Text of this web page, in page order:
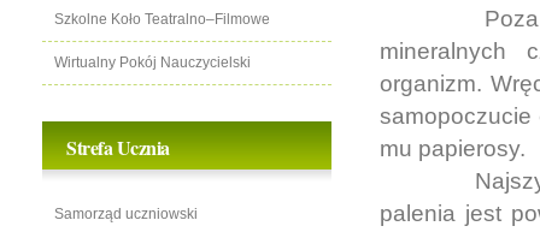
mineralnych
organizm.
samopoczucie
mu papierosy.
palenia jest
Szkolne Koło Teatralno–Filmowe
Wirtualny Pokój Nauczycielski
Strefa Ucznia
Samorząd uczniowski